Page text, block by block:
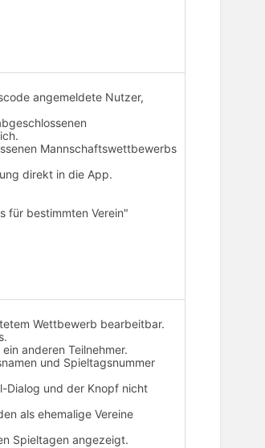
angemeldete Nutzer,
Mannschaftswettbewerbs
direkt in die App.
für bestimmten Verein"
Wettbewerb bearbeitbar.
anderen Teilnehmer.
und Spieltagsnummer
Dialog und der Knopf nicht
als ehemalige Vereine
Spieltagen angezeigt.